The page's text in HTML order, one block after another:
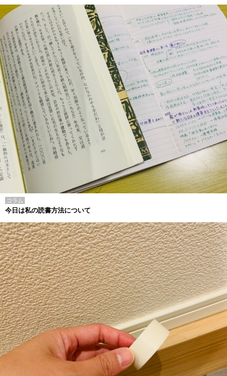
コラム
今日は私の読書方法について